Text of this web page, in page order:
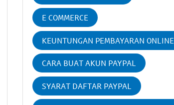
E COMMERCE
KEUNTUNGAN PEMBAYARAN ONLINE
CARA BUAT AKUN PAYPAL
SYARAT DAFTAR PAYPAL